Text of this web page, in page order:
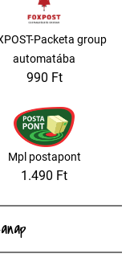
Packeta group
automatába
990 Ft
Mpl postapont
1.490 Ft